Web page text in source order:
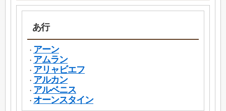
あ行
・ アーン
・ アムラン
・ アリャビエフ
・ アルカン
・ アルベニス
・ オーンスタイン